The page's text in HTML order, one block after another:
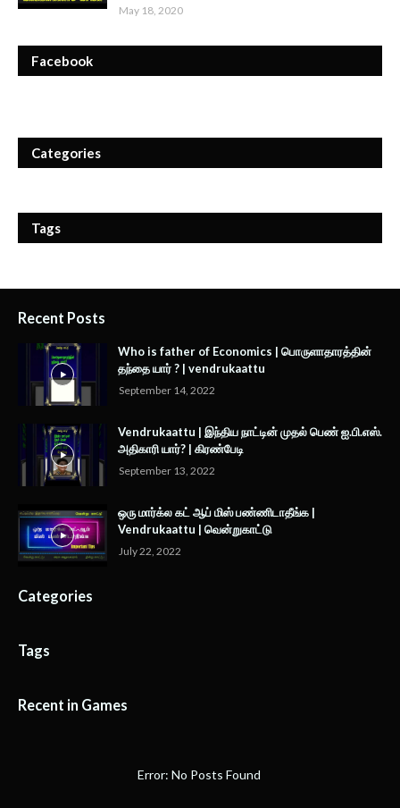
May 18, 2020
Facebook
Categories
Tags
Recent Posts
Who is father of Economics | பொருளாதாரத்தின்
தந்தை யார் ? | vendrukaattu
September 14, 2022
Vendrukaattu | இந்திய நாட்டின் முதல் பெண் ஐ.பி.எஸ்.
அதிகாரி யார்? | கிரண்பேடி
September 13, 2022
ஒரு மார்க்ல கட் ஆப் மிஸ் பண்ணிடாதீங்க |
Vendrukaattu | வென்றுகாட்டு
July 22, 2022
Categories
Tags
Recent in Games
Error: No Posts Found